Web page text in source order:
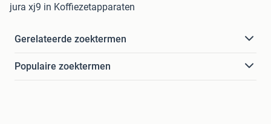
jura xj9 in Koffiezetapparaten
Gerelateerde zoektermen
Populaire zoektermen